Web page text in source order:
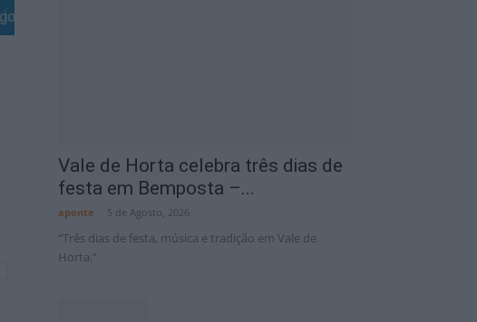
Vale de Horta celebra três dias de
festa em Bemposta –...
aponte 5 de Agosto, 2026
“Três dias de festa, música e tradição em Vale de
Horta.”